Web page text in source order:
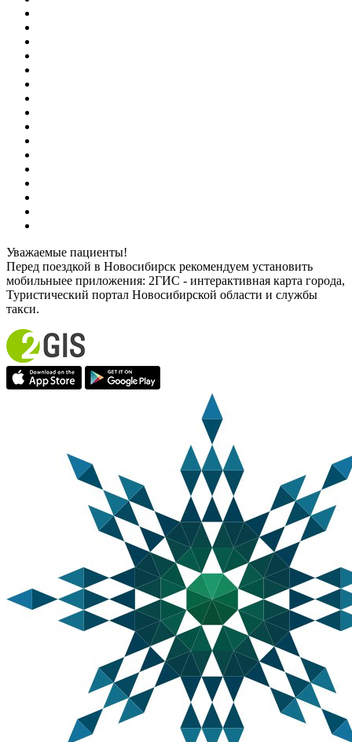
Уважаемые пациенты!
Перед поездкой в Новосибирск рекомендуем установить
мобильныее приложения: 2ГИС - интерактивная карта города,
Туристический портал Новосибирской области и службы
такси.